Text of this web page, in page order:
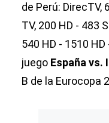
de Perú: DirecTV,
TV, 200 HD - 483
540 HD - 1510
juego España vs.
B de la Eurocopa